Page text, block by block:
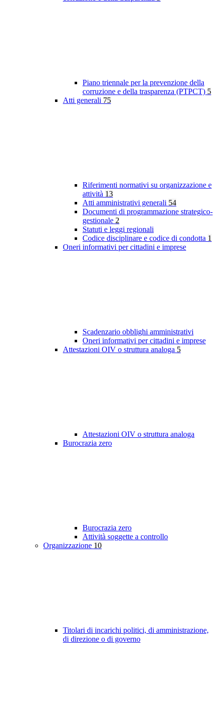
Piano triennale per la prevenzione della
corruzione e della trasparenza (PTPCT) 5
Atti generali 75
Riferimenti normativi su organizzazione e
attività 13
Atti amministrativi generali 54
Documenti di programmazione strategico-
gestionale 2
Statuti e leggi regionali
Codice disciplinare e codice di condotta 1
Oneri informativi per cittadini e imprese
Scadenzario obblighi amministrativi
Oneri informativi per cittadini e imprese
Attestazioni OIV o struttura analoga 5
Attestazioni OIV o struttura analoga
Burocrazia zero
Burocrazia zero
Attività soggette a controllo
Organizzazione 10
Titolari di incarichi politici, di amministrazione,
di direzione o di governo